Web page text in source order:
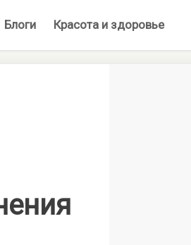
Блоги Красота и здоровье